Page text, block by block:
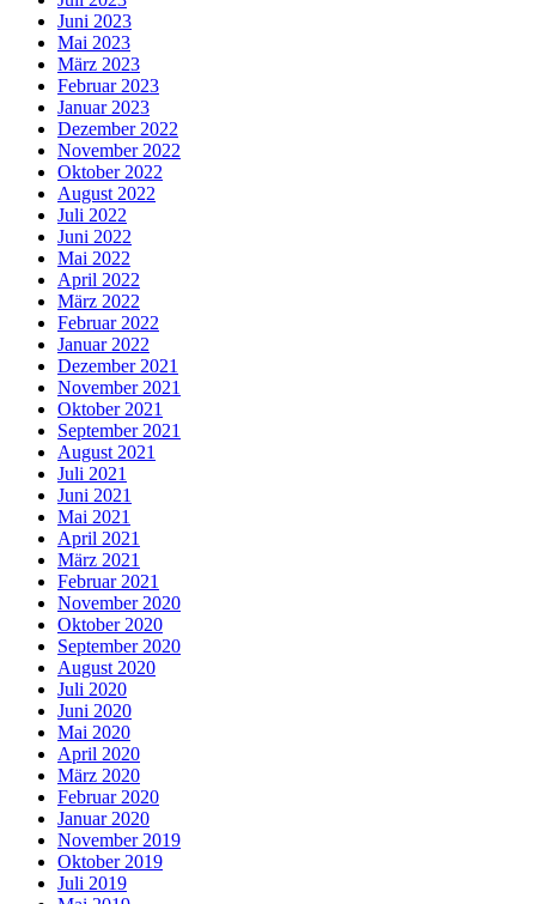
Juni 2023
Mai 2023
März 2023
Februar 2023
Januar 2023
Dezember 2022
November 2022
Oktober 2022
August 2022
Juli 2022
Juni 2022
Mai 2022
April 2022
März 2022
Februar 2022
Januar 2022
Dezember 2021
November 2021
Oktober 2021
September 2021
August 2021
Juli 2021
Juni 2021
Mai 2021
April 2021
März 2021
Februar 2021
November 2020
Oktober 2020
September 2020
August 2020
Juli 2020
Juni 2020
Mai 2020
April 2020
März 2020
Februar 2020
Januar 2020
November 2019
Oktober 2019
Juli 2019